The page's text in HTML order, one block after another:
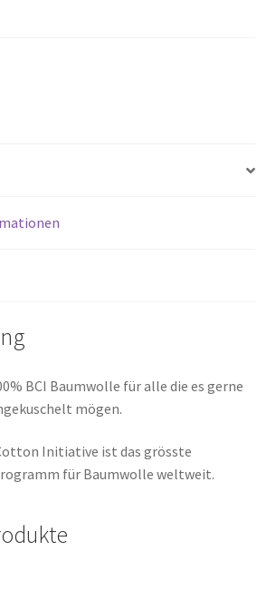
BCI Baumwolle für alle die es gerne
mögen.
Initiative ist das grösste
für Baumwolle weltweit.